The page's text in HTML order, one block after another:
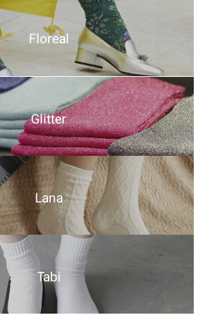
Floreal
Glitter
Lana
Tabi